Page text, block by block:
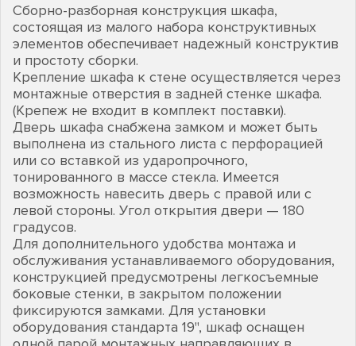
Сборно-разборная конструкция шкафа,
состоящая из малого набора конструктивных
элементов обеспечивает надежный конструктив
и простоту сборки.
Крепление шкафа к стене осуществляется через
монтажные отверстия в задней стенке шкафа.
(Крепеж не входит в комплект поставки).
Дверь шкафа снабжена замком и может быть
выполнена из стального листа с перфорацией
или со вставкой из ударопрочного,
тонированного в массе стекла. Имеется
возможность навесить дверь с правой или с
левой стороны. Угол открытия двери — 180
градусов.
Для дополнительного удобства монтажа и
обслуживания устанавливаемого оборудования,
конструкцией предусмотрены легкосъемные
боковые стенки, в закрытом положении
фиксируются замками. Для установки
оборудования стандарта 19", шкаф оснащен